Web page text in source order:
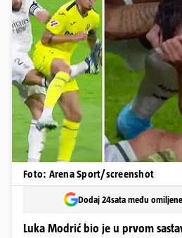
Foto: Arena Sport/screenshot
Dodaj 24sata među
Luka Modrić bio je u prvom